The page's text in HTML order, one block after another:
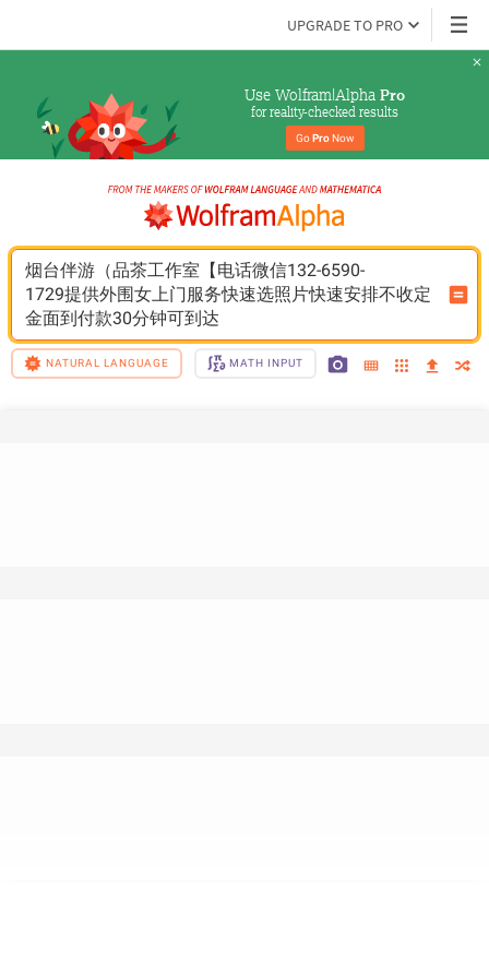
UPGRADE TO PRO
Use Wolfram|Alpha Pro
for reality-checked results
Go Pro Now
烟台伴游（品茶工作室【电话微信132-6590-
1729提供外围女上门服务快速选照片快速安排不收定
金面到付款30分钟可到达
NATURAL LANGUAGE MATH INPUT